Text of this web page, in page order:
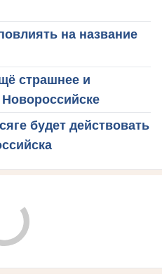
на название
страшнее и
будет действовать